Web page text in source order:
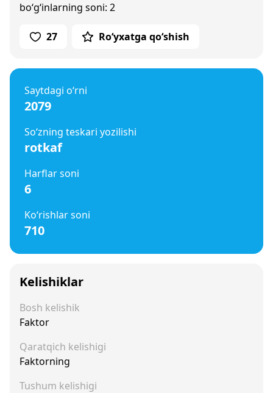
bo‘g‘inlarning soni: 2
27 Ro‘yxatga qo‘shish
Saytdagi o‘rni
2079
So‘zning teskari yozilishi
rotkaf
Harflar soni
6
Ko‘rishlar soni
710
Kelishiklar
Bosh kelishik
Faktor
Qaratqich kelishigi
Faktorning
Tushum kelishigi